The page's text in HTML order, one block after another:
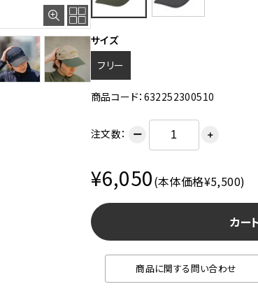
サイズ
フリー
商品コード：632252300510
注文数： ー ＋
¥6,050(本体価格¥5,500)
カー
商品に関する問い合わせ